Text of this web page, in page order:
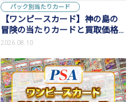
パック別当たりカード
【ワンピースカード】神の島の
冒険の当たりカードと買取価格
相場まとめ【最新弾】
2026.08.10